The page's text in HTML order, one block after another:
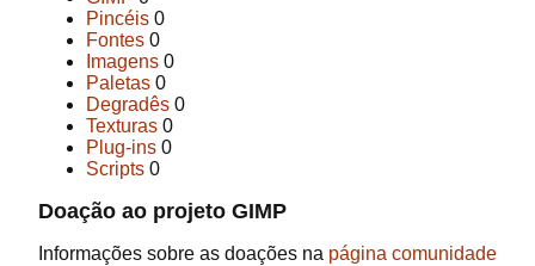
Pincéis 0
Fontes 0
Imagens 0
Paletas 0
Degradês 0
Texturas 0
Plug-ins 0
Scripts 0
Doação ao projeto GIMP
Informações sobre as doações na página comunidade